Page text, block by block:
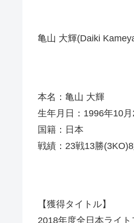
亀山 大輝(Daiki
本名：亀山 大輝
生年月日：1996年10月
国籍：日本
戦績：23戦13勝
【獲得タイトル】
2018年度全日本ライ